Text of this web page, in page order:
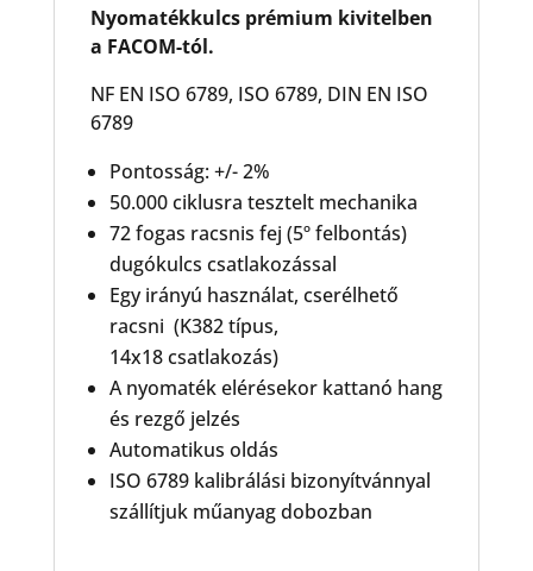
Nyomatékkulcs prémium kivitelben
a FACOM-tól.
NF EN ISO 6789, ISO 6789, DIN EN ISO
6789
Pontosság: +/- 2%
50.000 ciklusra tesztelt mechanika
72 fogas racsnis fej (5º felbontás)
dugókulcs csatlakozással
Egy irányú használat, cserélhető
racsni (K382 típus,
14x18 csatlakozás)
A nyomaték elérésekor kattanó hang
és rezgő jelzés
Automatikus oldás
ISO 6789 kalibrálási bizonyítvánnyal
szállítjuk műanyag dobozban